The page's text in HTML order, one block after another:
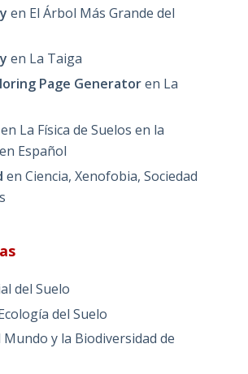
en El Árbol Más Grande del
en La Taiga
Page Generatoren La
en La Física de Suelos en la
Español
en Ciencia, Xenofobia, Sociedad
del Suelo
del Suelo
Mundo y la Biodiversidad de